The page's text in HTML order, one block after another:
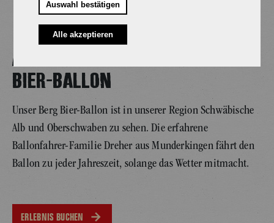
Auswahl bestätigen
Alle akzeptieren
AUF UND DAVON MIT DEM BERG
BIER-BALLON
Unser Berg Bier-Ballon ist in unserer Region Schwäbische
Alb und Oberschwaben zu sehen. Die erfahrene
Ballonfahrer-Familie Dreher aus Munderkingen fährt den
Ballon zu jeder Jahreszeit, solange das Wetter mitmacht.
ERLEBNIS BUCHEN